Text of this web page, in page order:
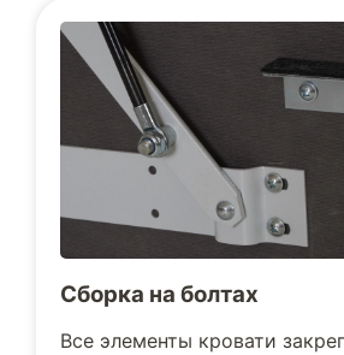
Сборка на болтах
Все элементы кровати